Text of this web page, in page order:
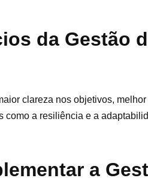
da Gestão
clareza nos objetivos,
a resiliência e a
a